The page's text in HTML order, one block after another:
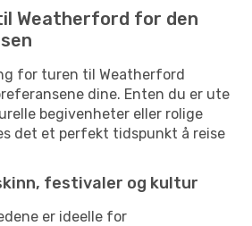
Weatherford for den
for turen til Weatherford
dine. Enten du er ute
begivenheter eller rolige
det et perfekt tidspunkt å reise
festivaler og kultur
er ideelle for